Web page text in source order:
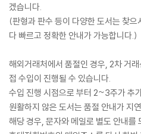
겠습니다.
(판형과 판수 등이 다양한 도서는 찾
다 빠르고 정확한 안내가 가능합니다.)
해외거래처에서 품절인 경우, 2차 거
접 수입이 진행될 수 있습니다.
수입 진행 시점으로 부터 2~3주가 추
원활하지 않은 도서는 품절 안내가 지
해당 경우, 문자와 메일로 별도 안내를